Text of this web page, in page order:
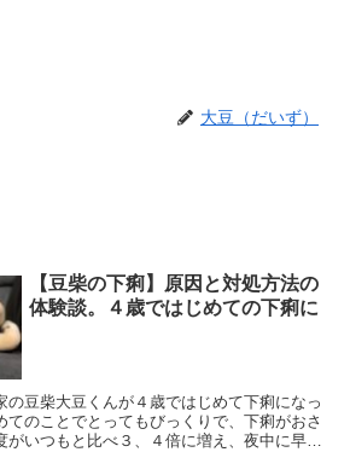
大豆（だいず）
【豆柴の下痢】原因と対処方法の
体験談。４歳ではじめての下痢に
の豆柴大豆くんが４歳ではじめて下痢になっ
てのことでとってもびっくりで、下痢がおさ
がいつもと比べ３、４倍に増え、夜中に早朝